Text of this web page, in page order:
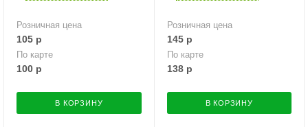
Розничная цена
105 р
По карте
100 р
В КОРЗИНУ
Розничная цена
145р
По карте
138р
В КОРЗИНУ